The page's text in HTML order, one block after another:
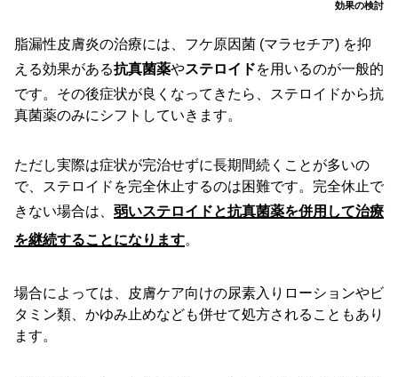
効果の検討
脂漏性皮膚炎の治療には、フケ原因菌 (マラセチア) を抑
える効果がある抗真菌薬やステロイドを用いるのが一般的
です。その後症状が良くなってきたら、ステロイドから抗
真菌薬のみにシフトしていきます。
ただし実際は症状が完治せずに長期間続くことが多いの
で、ステロイドを完全休止するのは困難です。完全休止で
きない場合は、 弱いステロイドと抗真菌薬を併用して治療
を継続することになります。
場合によっては、皮膚ケア向けの尿素入りローションやビ
タミン類、かゆみ止めなども併せて処方されることもあり
ます。